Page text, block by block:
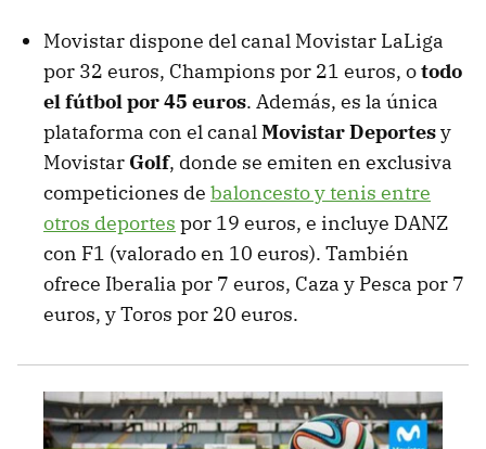
Movistar dispone del canal Movistar LaLiga
por 32 euros, Champions por 21 euros, otodo
el fútbol por 45 euros. Además, es la única
plataforma con el canalMovistar Deportesy
Movistar Golf, donde se emiten en exclusiva
competiciones de baloncesto y tenis entre
otros deportes por 19 euros, e incluye DANZ
con F1 (valorado en 10 euros). También
ofrece Iberalia por 7 euros, Caza y Pesca por 7
euros, y Toros por 20 euros.